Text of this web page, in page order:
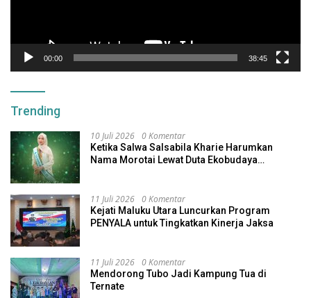
00:00 38:45
Trending
10 Juli 2026 0 Komentar
Ketika Salwa Salsabila Kharie Harumkan
Nama Morotai Lewat Duta Ekobudaya
11 Juli 2026 0 Komentar
Kejati Maluku Utara Luncurkan Program
PENYALA untuk Tingkatkan Kinerja Jaksa
11 Juli 2026 0 Komentar
Mendorong Tubo Jadi Kampung Tua di
Ternate